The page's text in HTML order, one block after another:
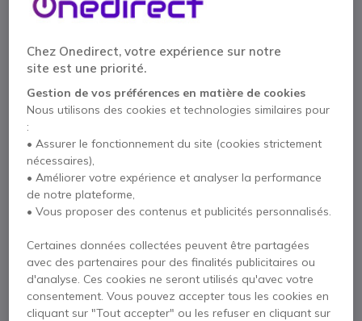
Épuisé
Huawei IdeaHub S2 65''
3878,98 €
x1
Chariot pour écrans Huawei Séries 2
311,32 €
x1
Huawei OPS i5
1065,98 €
Voir tous les produits du pack (3)
1 an de garantie constructeur
Payez en 4 sans frais (1 576,89 €)Afficher plus
Chez Onedirect, votre expérience sur notre
site est une priorité.
Gestion de vos préférences en matière de cookies
Nous utilisons des cookies et technologies similaires pour
:
• Assurer le fonctionnement du site (cookies strictement
nécessaires),
• Améliorer votre expérience et analyser la performance
de notre plateforme,
• Vous proposer des contenus et publicités personnalisés.
Certaines données collectées peuvent être partagées
avec des partenaires pour des finalités publicitaires ou
d'analyse. Ces cookies ne seront utilisés qu'avec votre
consentement. Vous pouvez accepter tous les cookies en
cliquant sur "Tout accepter" ou les refuser en cliquant sur